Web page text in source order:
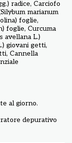
radice, Carciofo
marianum
foglie,
foglie, Curcuma
avellana L.)
giovani getti,
Cannella
al giorno.
depurativo